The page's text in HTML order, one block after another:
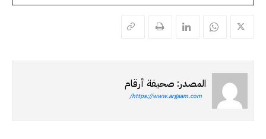
المصدر: صحيفة أرقام
https://www.argaam.com/